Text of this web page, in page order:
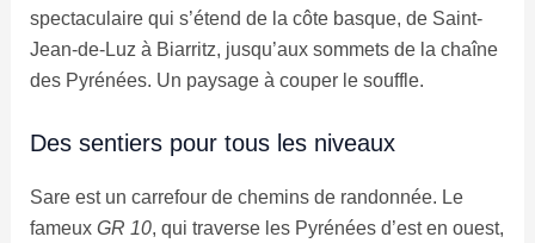
spectaculaire qui s’étend de la côte basque, de Saint-
Jean-de-Luz à Biarritz, jusqu’aux sommets de la chaîne
des Pyrénées. Un paysage à couper le souffle.
Des sentiers pour tous les niveaux
Sare est un carrefour de chemins de randonnée. Le
fameux GR 10, qui traverse les Pyrénées d’est en ouest,